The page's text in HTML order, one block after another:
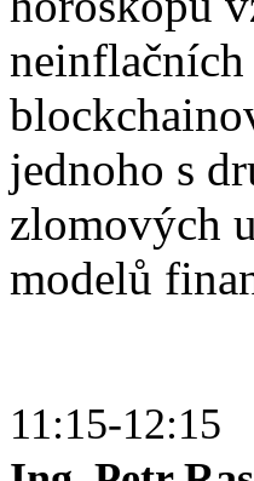
jednoho s
zlomových
modelů
11:15-12:15